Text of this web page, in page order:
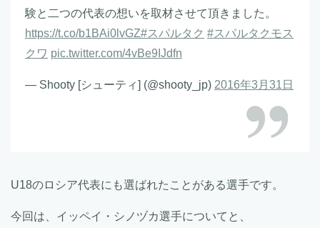
験と二つの代表の想いを取材させて頂きました。
https://t.co/b1BAi0lvGZ#スパルタク #スパルタクモス
クワ pic.twitter.com/4vBe9IJdfn
— Shooty [シューティ] (@shooty_jp) 2016年3月31日
U18のロシア代表にも選ばれたことがある選手です。
今回は、イッペイ・シノヅカ選手についてと、